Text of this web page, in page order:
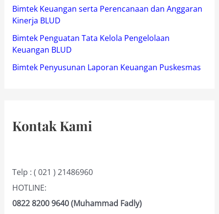
Bimtek Keuangan serta Perencanaan dan Anggaran
Kinerja BLUD
Bimtek Penguatan Tata Kelola Pengelolaan
Keuangan BLUD
Bimtek Penyusunan Laporan Keuangan Puskesmas
Kontak Kami
Telp : ( 021 ) 21486960
HOTLINE:
0822 8200 9640 (Muhammad Fadly)